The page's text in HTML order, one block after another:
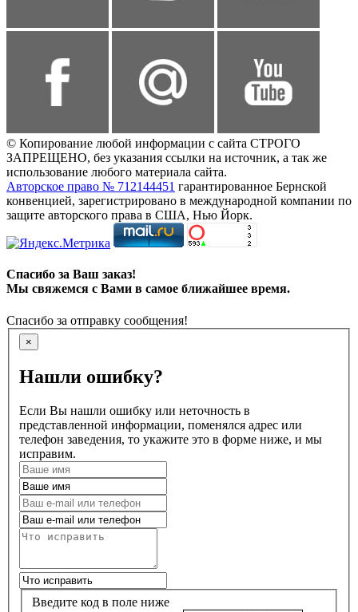
© Копирование любой информации с сайта СТРОГО
ЗАПРЕЩЕНО, без указания ссылки на источник, а так же
использование любого материала сайта.
Авторское право № 712144451 гарантированное Бернской
конвенцией, зарегистрировано в международной компании по
защите авторского права в США, Нью Йорк.
Спасибо за Ваш заказ!
Мы свяжемся с Вами в самое ближайшее время.
Спасибо за отправку сообщения!
×
Нашли ошибку?
Если Вы нашли ошибку или неточность в
представленной информации, поменялся адрес или
телефон заведения, то укажите это в форме ниже, и мы
исправим.
Введите код в поле ниже